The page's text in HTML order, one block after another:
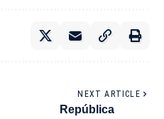
NEXT ARTICLE
República